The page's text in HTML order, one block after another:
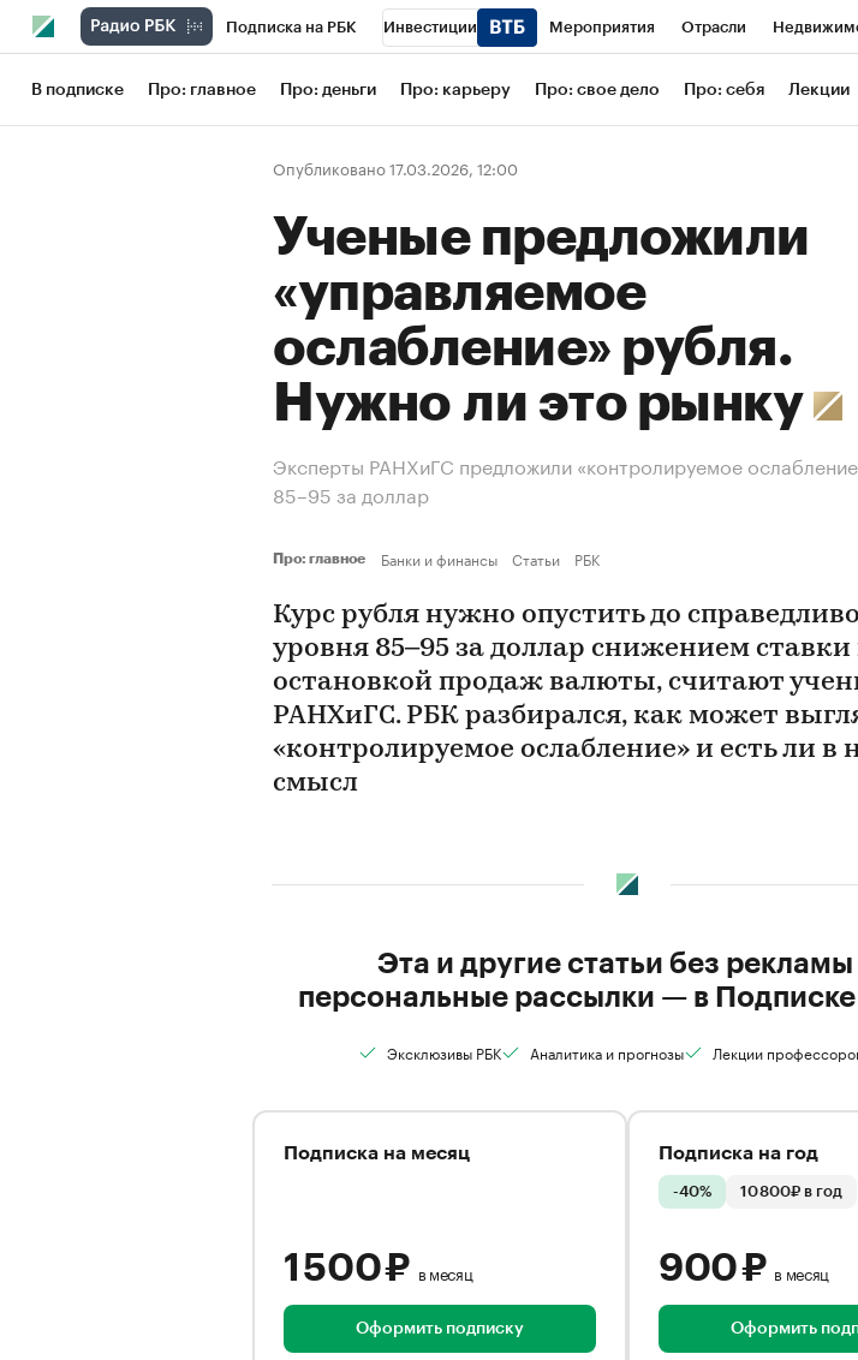
Подписка на РБК Инвестиции Мероприятия Отрасли
Школа управления РБК РБК Образование РБК Life Тренды
Рынок наличной валюты
В подписке Про: главное Про: деньги Про: карьеру Про: свое дело Про: себя Лекции
Опубликовано 17.03.2026, 12:00
Ученые предложили
«управляемое
ослабление» рубля.
Нужно ли это рынку
Эксперты РАНХиГС предложили «контролируемое
85–95 за доллар
Про: главное Банки и финансы Статьи РБК
Курс рубля нужно опустить до
уровня 85–95 за доллар снижением ставки
остановкой продаж валюты, считают
РАНХиГС. РБК разбирался, как может
«контролируемое ослабление» и есть ли в
смысл
Эта и другие статьи без рекламы
персональные рассылки — в
Эксклюзивы РБК Аналитика и прогнозы Лекции
Подписка на месяц
1 500 ₽ в месяц
Оформить подписку
Подписка на год
-40% 10 800₽ в год
900 ₽ в месяц
Оформить